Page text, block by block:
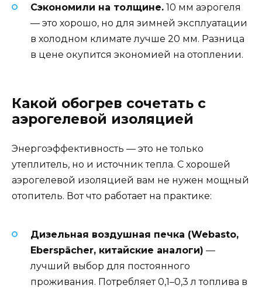
Сэкономили на толщине. 10 мм аэрогеля
— это хорошо, но для зимней эксплуатации
в холодном климате лучше 20 мм. Разница
в цене окупится экономией на отоплении.
Какой обогрев сочетать с
аэрогелевой изоляцией
Энергоэффективность — это не только
утеплитель, но и источник тепла. С хорошей
аэрогелевой изоляцией вам не нужен мощный
отопитель. Вот что работает на практике:
Дизельная воздушная печка (Webasto,
Eberspächer, китайские аналоги) —
лучший выбор для постоянного
проживания. Потребляет 0,1–0,3 л топлива в